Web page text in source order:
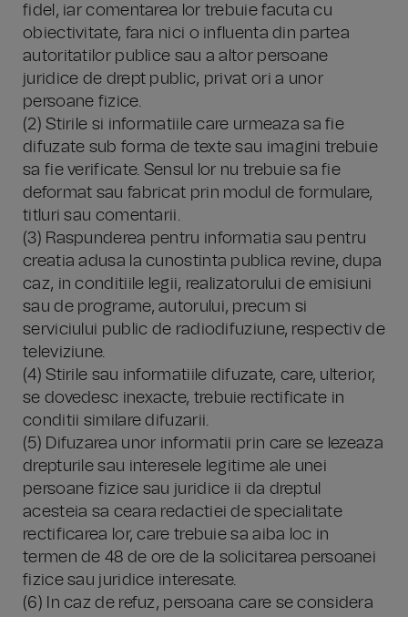
fidel, iar comentarea lor trebuie facuta cu
obiectivitate, fara nici o influenta din partea
autoritatilor publice sau a altor persoane
juridice de drept public, privat ori a unor
persoane fizice.
(2) Stirile si informatiile care urmeaza sa fie
difuzate sub forma de texte sau imagini trebuie
sa fie verificate. Sensul lor nu trebuie sa fie
deformat sau fabricat prin modul de formulare,
titluri sau comentarii.
(3) Raspunderea pentru informatia sau pentru
creatia adusa la cunostinta publica revine, dupa
caz, in conditiile legii, realizatorului de emisiuni
sau de programe, autorului, precum si
serviciului public de radiodifuziune, respectiv de
televiziune.
(4) Stirile sau informatiile difuzate, care, ulterior,
se dovedesc inexacte, trebuie rectificate in
conditii similare difuzarii.
(5) Difuzarea unor informatii prin care se lezeaza
drepturile sau interesele legitime ale unei
persoane fizice sau juridice ii da dreptul
acesteia sa ceara redactiei de specialitate
rectificarea lor, care trebuie sa aiba loc in
termen de 48 de ore de la solicitarea persoanei
fizice sau juridice interesate.
(6) In caz de refuz, persoana care se considera